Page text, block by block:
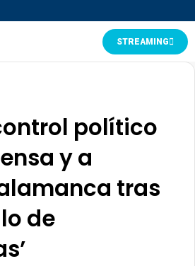
STREAMING
político
y a
tras
de